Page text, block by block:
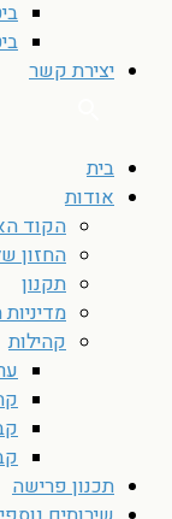
יצירת קשר
בית
אודות
הקוד
החזון
תקנון
קהילות
תכנון פרישה